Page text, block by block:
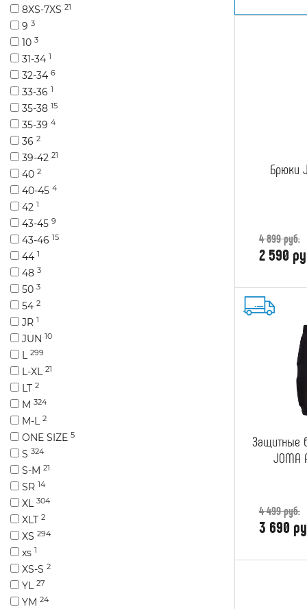
8XS-7XS 21
9 3
10 3
31-34 1
32-34 6
33-36 1
35-38 15
35-39 4
36 2
39-42 21
40 2
40-45 4
42 1
43-45 9
43-46 15
44 1
48 3
50 3
54 2
JR 1
JUN 10
L 299
L-XL 21
LT 2
M 324
M-L 2
ONE SIZE 5
S 324
S-M 21
SR 14
XL 304
XLT 2
XS 294
xs 1
XS-S 2
YL 27
YM 24
Брюки
4 899 руб.
2 590
Защитные
JOMA
4 499 руб.
3 690